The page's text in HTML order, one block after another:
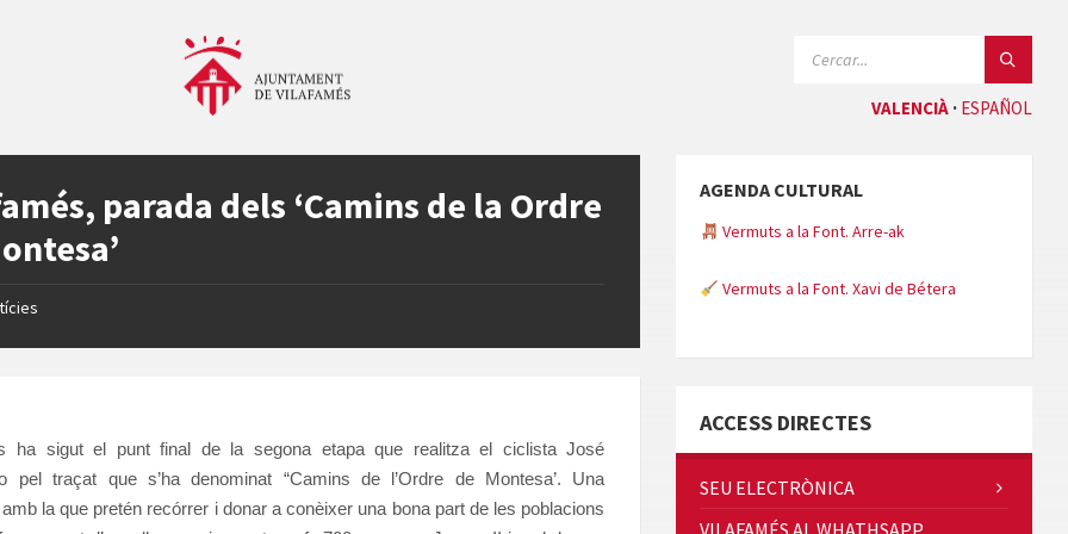
VALENCIÀ ESPAÑOL
parada dels ‘Camins de la Ordre
ha sigut el punt final de la segona etapa que realitza el ciclista José
pel traçat que s’ha denominat “Camins de l’Ordre de Montesa’. Una
la que pretén recórrer i donar a conèixer una bona part de les poblacions
AGENDA CULTURAL
Vermuts a la Font. Arre-ak
Vermuts a la Font. Xavi de Bétera
ACCESS DIRECTES
SEU ELECTRÒNICA